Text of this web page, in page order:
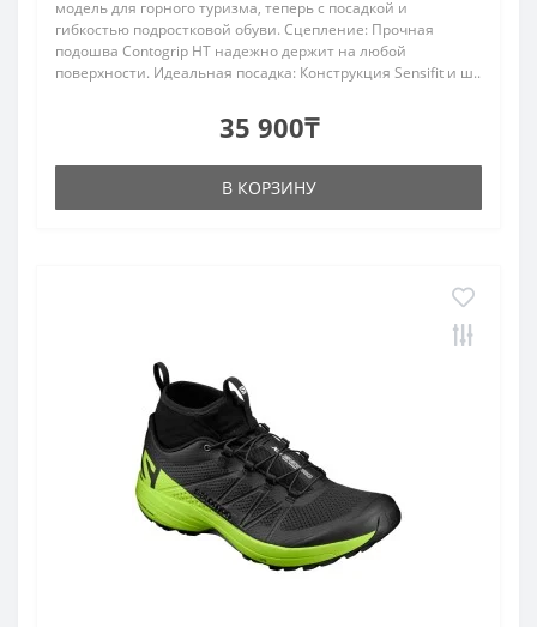
модель для горного туризма, теперь с посадкой и
гибкостью подростковой обуви. Сцепление: Прочная
подошва Contogrip HT надежно держит на любой
поверхности. Идеальная посадка: Конструкция Sensifit и ш..
35 900₸
В КОРЗИНУ